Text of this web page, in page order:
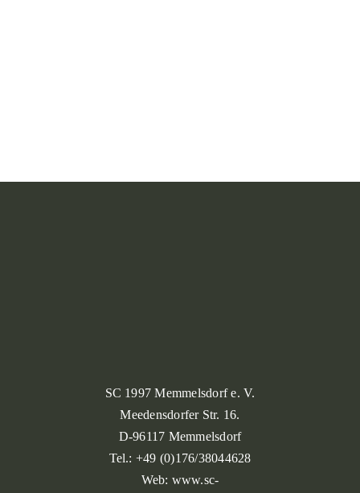
SC 1997 Memmelsdorf e. V.
Meedensdorfer Str. 16.
D-96117 Memmelsdorf
Tel.: +49 (0)176/38044628
Web: www.sc-